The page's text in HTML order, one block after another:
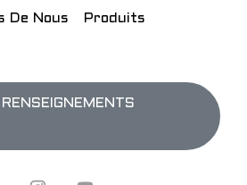
De Nous Produits